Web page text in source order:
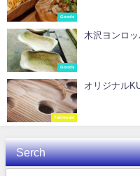
Goods
Goods
木沢ヨンロ
Tableware
オリジナル
Serch